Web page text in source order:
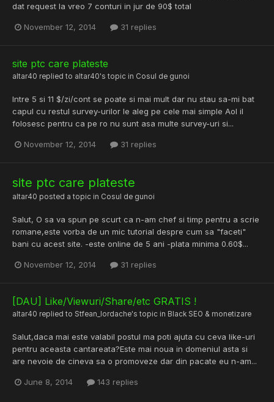
dat request la vreo 7 conturi in jur de 90$ total
November 12, 2014 31 replies
site ptc care plateste
altar40 replied to altar40's topic in Cosul de gunoi
Intre 5 si 11 $/zi/cont se poate si mai mult dar nu stau sa-mi bat
capul cu restul survey-urilor le aleg pe cele mai simple Aol il
folosesc pentru ca pe ro nu sunt asa multe survey-uri si...
November 12, 2014 31 replies
site ptc care plateste
altar40 posted a topic in Cosul de gunoi
Salut, O sa va spun pe scurt ca n-am chef si timp pentru a scrie
romane,este vorba de un mic tutorial despre cum sa "faceti"
bani cu acest site. -este online de 5 ani -plata minima 0.60$...
November 12, 2014 31 replies
[DAU] Like/Viewuri/Share/etc GRATIS !
altar40 replied to Stfean_Iordache's topic in Black SEO & monetizare
Salut,daca mai este valabil postul ma poti ajuta cu ceva like-uri
pentru aceasta cantareata?Este mai noua in domeniul asta si
are nevoie de cineva sa o promoveze dar din pacate eu n-am...
June 8, 2014 143 replies